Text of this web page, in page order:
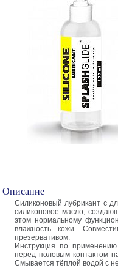
Описание
Силиконовый лубрикант с
силиконовое масло,
этом нормальному
влажность кожи.
презервативом.
Инструкция по
перед половым контактом
Смывается тёплой водой с